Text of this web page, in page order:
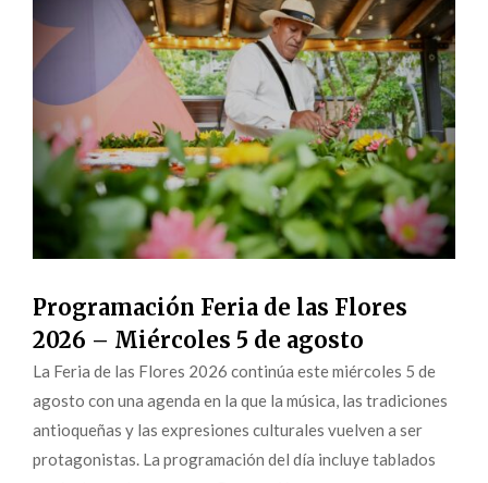
Programación Feria de las Flores
2026 – Miércoles 5 de agosto
La Feria de las Flores 2026 continúa este miércoles 5 de
agosto con una agenda en la que la música, las tradiciones
antioqueñas y las expresiones culturales vuelven a ser
protagonistas. La programación del día incluye tablados